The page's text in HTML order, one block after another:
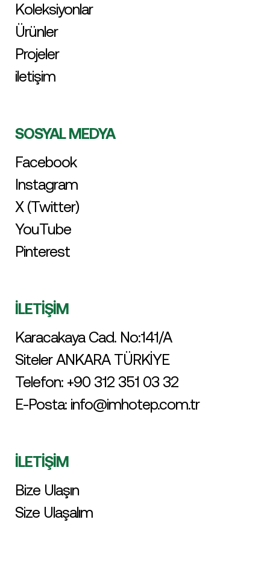
Koleksiyonlar
Ürünler
Projeler
iletişim
SOSYAL MEDYA
Facebook
Instagram
X (Twitter)
YouTube
Pinterest
İLETİŞİM
Karacakaya Cad. No:141/A
Siteler ANKARA TÜRKİYE
Telefon: +90 312 351 03 32
E-Posta: info@imhotep.com.tr
İLETİŞİM
Bize Ulaşın
Size Ulaşalım